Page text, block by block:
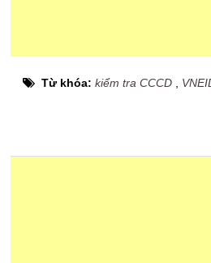
Từ khóa:kiểm tra CCCD